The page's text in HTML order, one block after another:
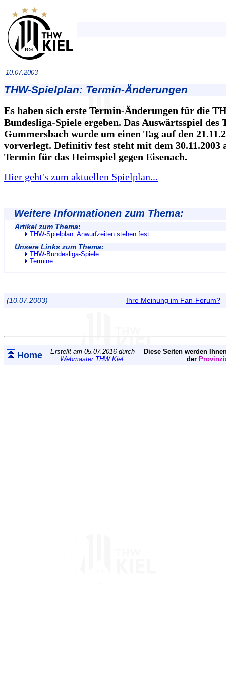
10.07.2003
THW-Spielplan: Termin-Änderungen
Es haben sich erste Termin-Änderungen für die
Bundesliga-Spiele ergeben. Das Auswärtsspiel des
Gummersbach wurde um einen Tag auf den
vorverlegt. Definitiv fest steht mit dem 30.11.2003
Termin für das Heimspiel gegen Eisenach.
Hier geht's zum aktuellen Spielplan...
Weitere Informationen zum Thema:
Artikel zum Thema:
THW-Spielplan: Anwurfzeiten stehen fest
Unsere Links zum Thema:
THW-Bundesliga-Spiele
Termine
(10.07.2003) Ihre Meinung im Fan-Forum?
Home
Erstellt am 05.07.2016 durch
Webmaster THW Kiel.
Diese Seiten werden
der